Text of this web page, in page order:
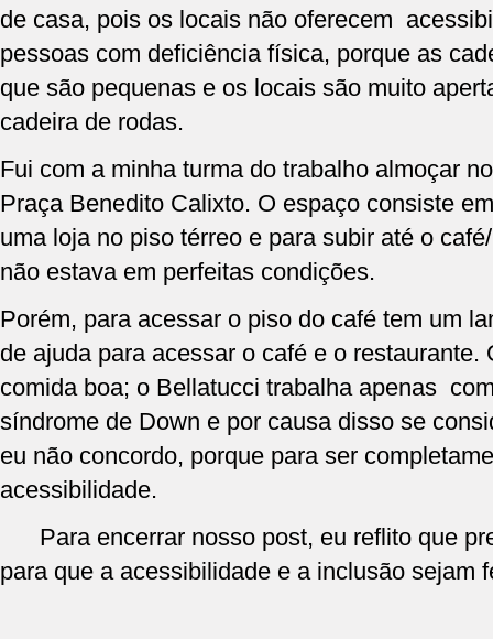
de casa, pois os locais não oferecem
pessoas com deficiência física, porque as
que são pequenas e os locais são muito
cadeira de rodas.
Fui com a minha turma do trabalho almoçar
Praça Benedito Calixto. O espaço consiste
uma loja no piso térreo e para subir até o
não estava em perfeitas condições.
Porém, para acessar o piso do café tem um
de ajuda para acessar o café e o restaurante.
comida boa; o Bellatucci trabalha apenas
síndrome de Down e por causa disso se
eu não concordo, porque para ser
acessibilidade.
Para encerrar nosso post, eu reflito que
para que a acessibilidade e a inclusão sejam